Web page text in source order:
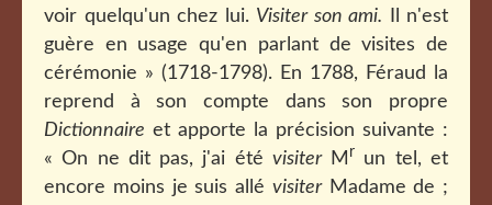
voir quelqu'un chez lui. Visiter son ami. Il n'est
guère en usage qu'en parlant de visites de
cérémonie » (1718-1798). En 1788, Féraud la
reprend à son compte dans son propre
Dictionnaire et apporte la précision suivante :
« On ne dit pas, j'ai été visiterM r
un tel, et
encore moins je suis allé visiterMadame de ;